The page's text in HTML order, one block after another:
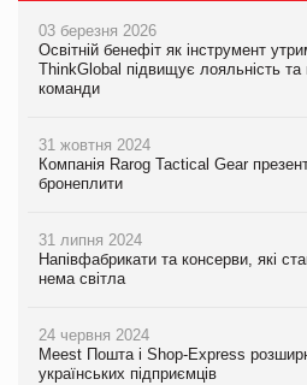
03 березня 2026
Освітній бенефіт як інструмент
ThinkGlobal підвищує лояльність та
команди
31 жовтня 2024
Компанія Rarog Tactical Gear
бронеплити
31 липня 2024
Напівфабрикати та консерви, які
нема світла
24 червня 2024
Meest Пошта і Shop-Express
українських підприємців